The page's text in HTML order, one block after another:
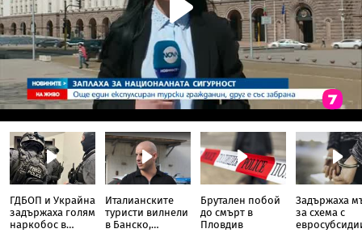
ГДБОП и Украйна
задържаха голям
наркобос в
Италианските
туристи вилнели
в Банско,
Брутален побой
до смърт в
Пловдив
Задържаха
за схема с